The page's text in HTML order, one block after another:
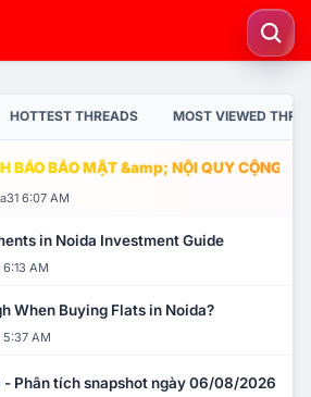
HOTTEST THREADS MOST VIEWED
BÁO BẢO MẬT &amp; NỘI QUY CỘNG
6:07 AM
in Noida Investment Guide
AM
When Buying Flats in Noida?
5:37 AM
- Phân tích snapshot ngày 06/08/2026